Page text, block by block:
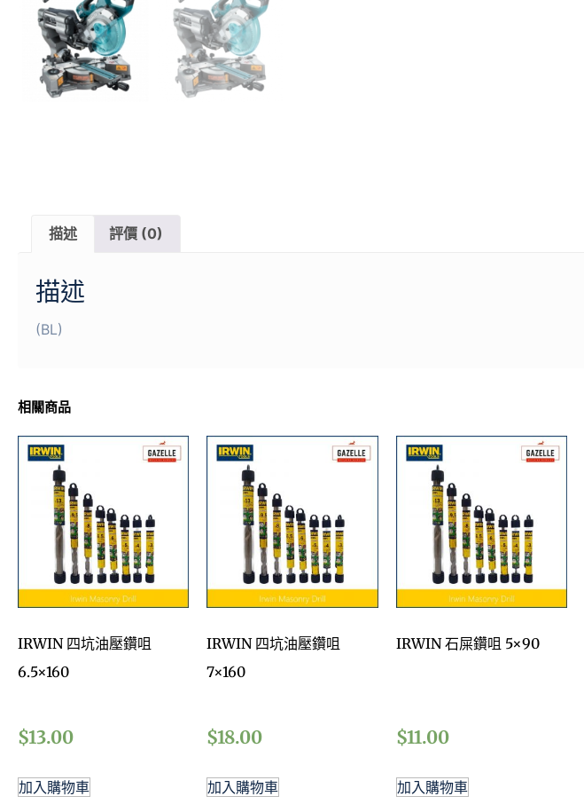
描述 評價 (0)
描述
(BL)
相關商品
IRWIN 四坑油壓鑽咀
6.5×160
$13.00
加入購物車
IRWIN 四坑油壓鑽咀
7×160
$18.00
加入購物車
IRWIN 石屎鑽咀 5×90
$11.00
加入購物車